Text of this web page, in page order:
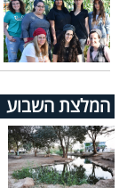
המלצת השבוע